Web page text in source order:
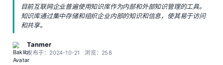
目前互联网企业普遍使用知识库作为内部和外部知识管理的工具。
知识库通过集中存储和组织企业内部的知识和信息，使其易于访问
和共享。
Tanmer
发布于：2024-10-21 浏览：258